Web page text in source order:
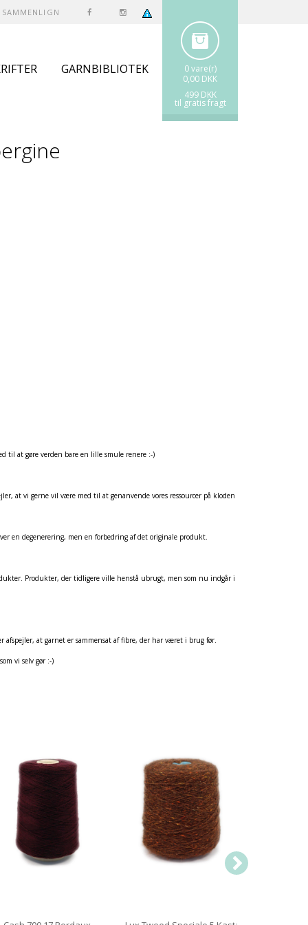
SAMMENLIGN
0 vare(r)
0,00 DKK
499 DKK
til gratis fragt
GARNBIBLIOTEK
til at gøre verden bare en lille smule renere :-)
at vi gerne vil være med til at genanvende vores ressourcer på kloden
en degenerering, men en forbedring af det originale produkt.
Produkter, der tidligere ville henstå ubrugt, men som nu indgår i
afspejler, at garnet er sammensat af fibre, der har været i brug før.
vi selv gør :-)